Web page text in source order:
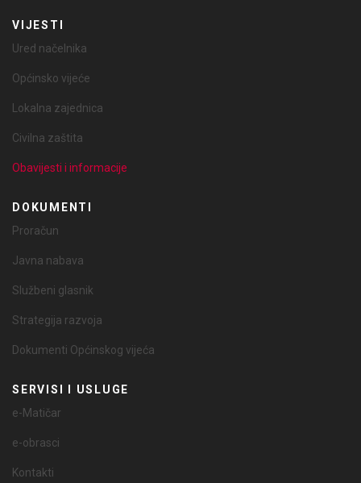
VIJESTI
Ured načelnika
Općinsko vijeće
Lokalna zajednica
Civilna zaštita
Obavijesti i informacije
DOKUMENTI
Proračun
Javna nabava
Službeni glasnik
Strategija razvoja
Dokumenti Općinskog vijeća
SERVISI I USLUGE
e-Matičar
e-obrasci
Kontakti